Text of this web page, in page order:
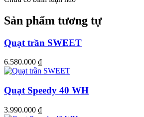
Sản phẩm tương tự
Quạt trần SWEET
6.580.000 ₫
Quạt Speedy 40 WH
3.990.000 ₫